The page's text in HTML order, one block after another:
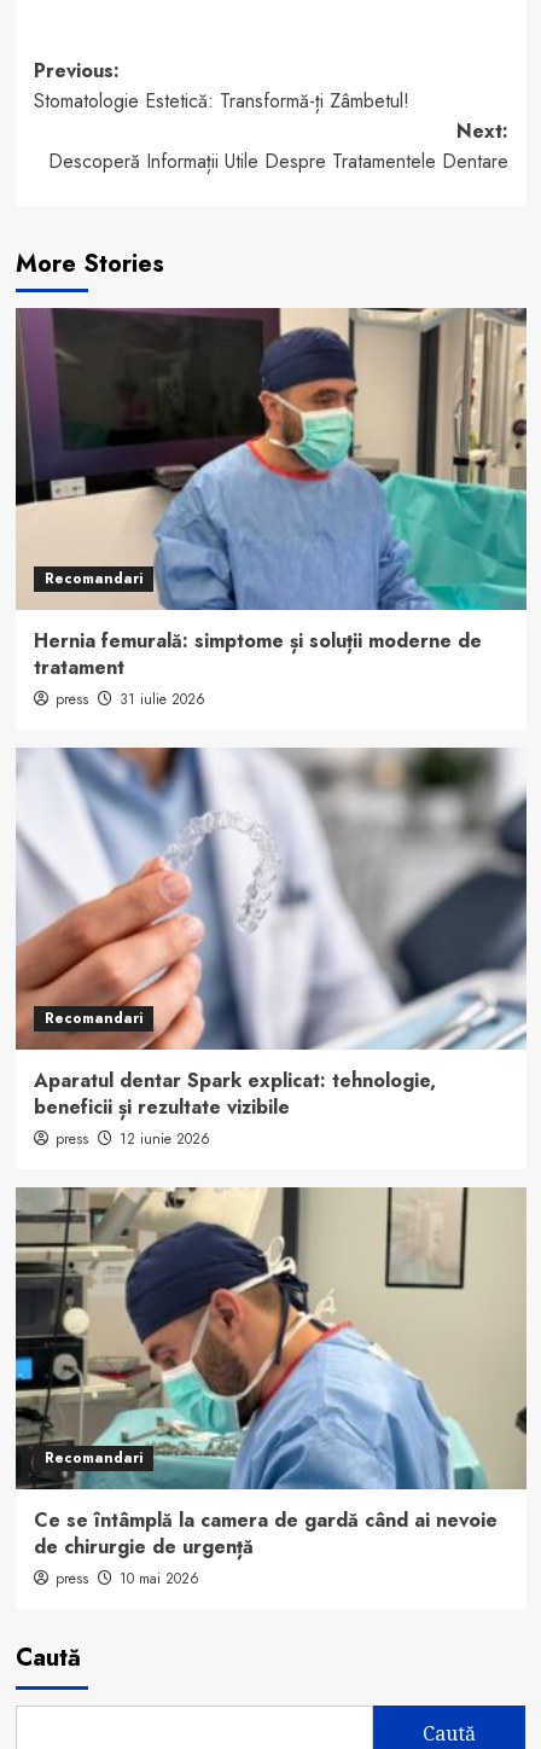
Post
navigation
Previous:
Stomatologie Estetică: Transformă-ți Zâmbetul!
Next:
Descoperă Informații Utile Despre Tratamentele Dentare
More Stories
Recomandari
Hernia femurală: simptome și soluții moderne de
tratament
press 31 iulie 2026
Recomandari
Aparatul dentar Spark explicat: tehnologie,
beneficii și rezultate vizibile
press 12 iunie 2026
Recomandari
Ce se întâmplă la camera de gardă când ai nevoie
de chirurgie de urgență
press 10 mai 2026
Caută
Caută